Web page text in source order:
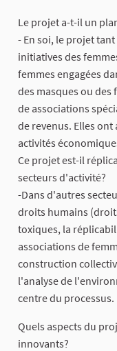
Le projet a-t-il un
- En soi, le projet
initiatives des
femmes engagées
des masques ou
de associations
de revenus. Elles
activités
Ce projet est-il
secteurs d'activité?
-Dans d'autres
droits humains
toxiques, la
associations de
construction
l'analyse de
centre du processus.
Quels aspects du
innovants?